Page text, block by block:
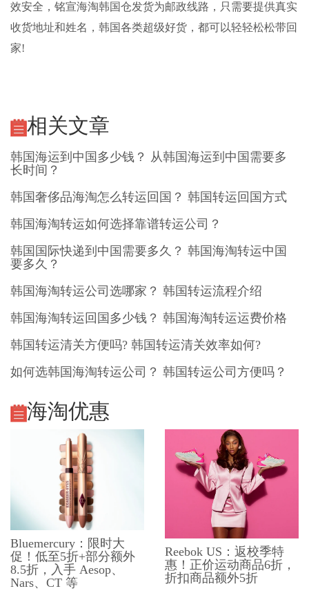
效安全， 铭宣海淘韩国仓发货为邮政线路，只需要提供真实
收货地址和姓名，韩国各类超级好货，都可以轻轻松松带回
家!
相关文章
韩国海运到中国多少钱？ 从韩国海运到中国需要多
长时间？
韩国奢侈品海淘怎么转运回国？ 韩国转运回国方式
韩国海淘转运如何选择靠谱转运公司？
韩国国际快递到中国需要多久？ 韩国海淘转运中国
要多久？
韩国海淘转运公司选哪家？ 韩国转运流程介绍
韩国海淘转运回国多少钱？ 韩国海淘转运运费价格
韩国转运清关方便吗? 韩国转运清关效率如何?
如何选韩国海淘转运公司？ 韩国转运公司方便吗？
海淘优惠
Bluemercury：限时大
促！低至5折+部分额外
8.5折，入手 Aesop、
Nars、CT 等
Reebok US：返校季特
惠！正价运动商品6折，
折扣商品额外5折